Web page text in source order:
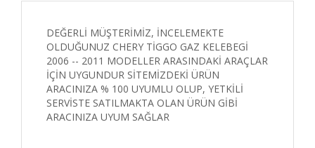
DEĞERLİ MÜŞTERİMİZ, İNCELEMEKTE
OLDUĞUNUZ CHERY TİGGO GAZ KELEBEGİ
2006 -- 2011 MODELLER ARASINDAKİ ARAÇLAR
İÇİN UYGUNDUR SİTEMİZDEKİ ÜRÜN
ARACINIZA % 100 UYUMLU OLUP, YETKİLİ
SERVİSTE SATILMAKTA OLAN ÜRÜN GİBİ
ARACINIZA UYUM SAĞLAR